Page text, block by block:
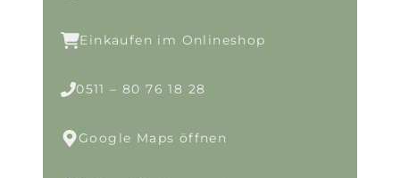
Einkaufen im Onlineshop
0511 – 80 76 18 28
Google Maps öffnen